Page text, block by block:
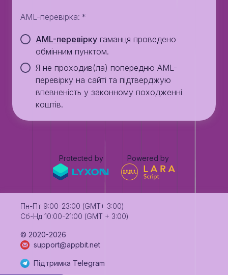
AML-перевірка: *
AML-перевірку гаманця проведено
обмінним пунктом.
Я не проходив(ла) попередню AML-
перевірку на сайті та підтверджую
впевненість у законному походженні
коштів.
Protected by Powered by
Пн-Пт 9:00-23:00 (GMT+ 3:00)
Сб-Нд 10:00-21:00 (GMT + 3:00)
©️ 2020-2026
support@appbit.net
Підтримка Telegram